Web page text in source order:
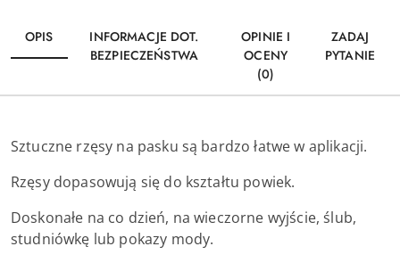
OPIS
INFORMACJE DOT.
BEZPIECZEŃSTWA
OPINIE I
OCENY
(0)
ZADAJ
PYTANIE
Sztuczne rzęsy na pasku są bardzo łatwe w aplikacji.
Rzęsy dopasowują się do kształtu powiek.
Doskonałe na co dzień, na wieczorne wyjście, ślub,
studniówkę lub pokazy mody.